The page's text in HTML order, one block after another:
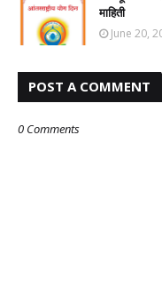
माहिती
June 20,
POST A COMMENT
0 Comments